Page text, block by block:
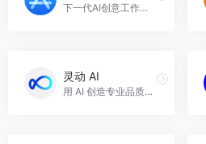
下一代AI创意工作室，支持视频和图像生成及编辑。
灵动 AI
用 AI 创造专业品质的商品图，灵动 AI官网入口网址